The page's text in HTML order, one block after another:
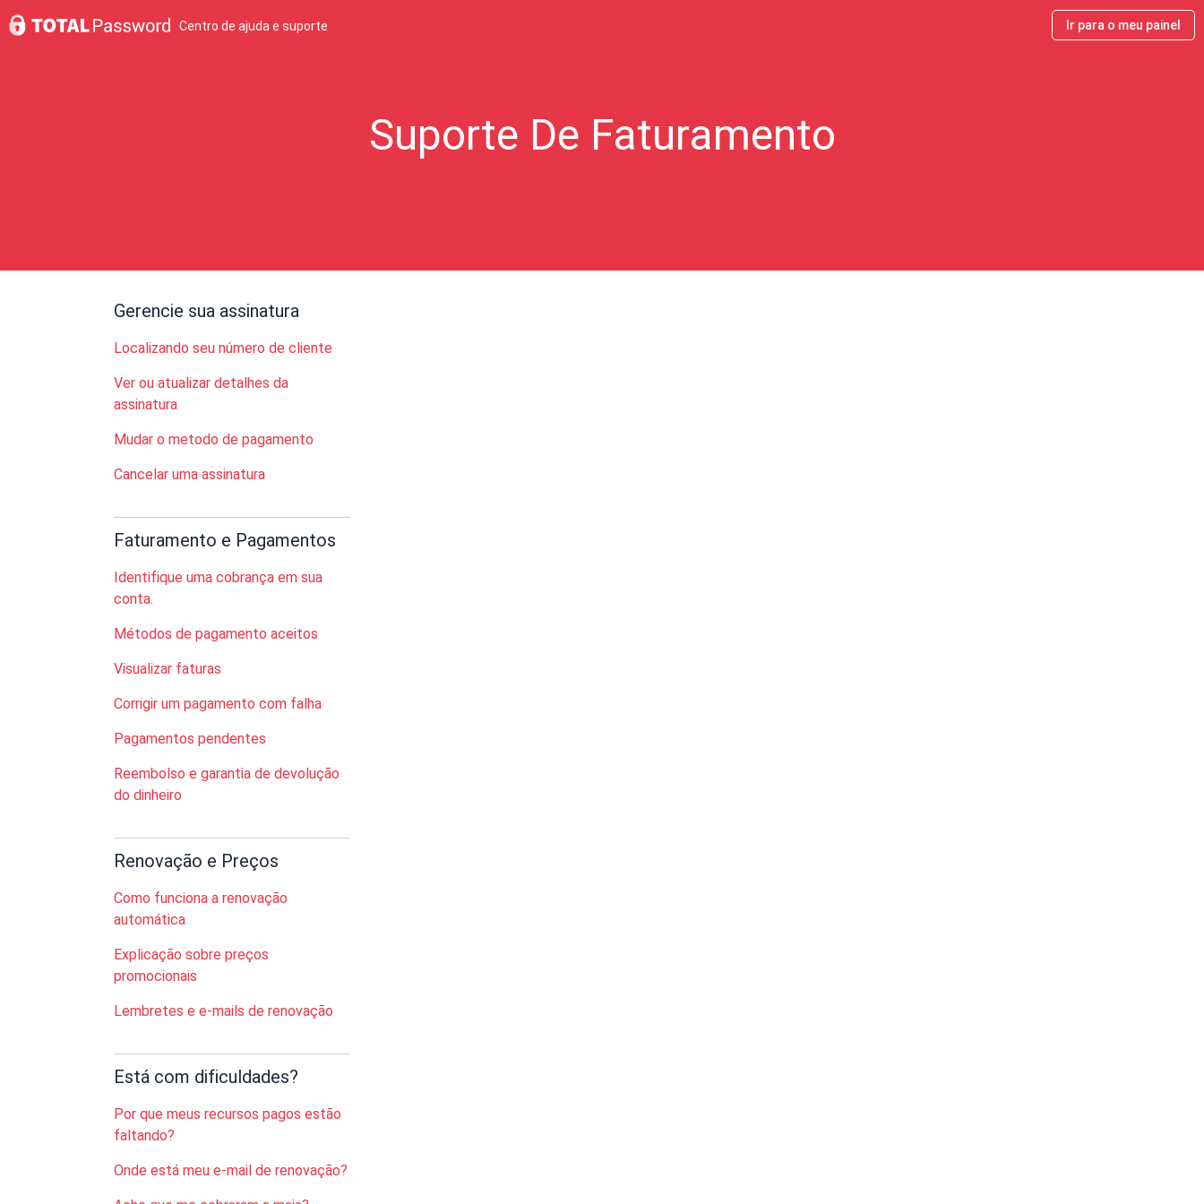
Centro de ajuda e suporte Ir para o meu painel
Suporte De Faturamento
Gerencie sua assinatura
Localizando seu número de cliente
Ver ou atualizar detalhes da
assinatura
Mudar o metodo de pagamento
Cancelar uma assinatura
Faturamento e Pagamentos
Identifique uma cobrança em sua
conta.
Métodos de pagamento aceitos
Visualizar faturas
Corrigir um pagamento com falha
Pagamentos pendentes
Reembolso e garantia de devolução
do dinheiro
Renovação e Preços
Como funciona a renovação
automática
Explicação sobre preços
promocionais
Lembretes e e-mails de renovação
Está com dificuldades?
Por que meus recursos pagos estão
faltando?
Onde está meu e-mail de renovação?